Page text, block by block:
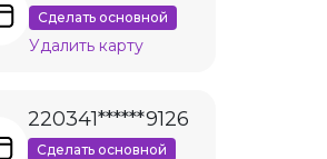
Сделать основной
Удалить карту
220341******9126
Сделать основной